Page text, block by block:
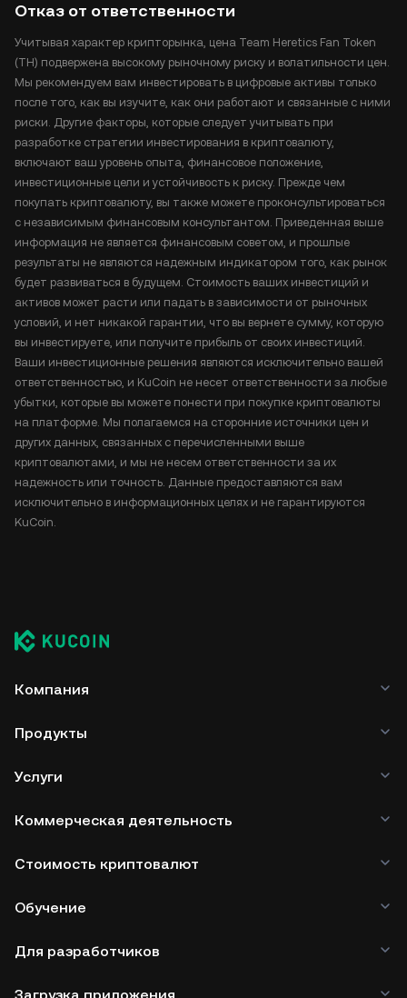
Отказ от ответственности
Учитывая характер крипторынка, цена Team Heretics Fan Token
(TH) подвержена высокому рыночному риску и волатильности цен.
Мы рекомендуем вам инвестировать в цифровые активы только
после того, как вы изучите, как они работают и связанные с ними
риски. Другие факторы, которые следует учитывать при
разработке стратегии инвестирования в криптовалюту,
включают ваш уровень опыта, финансовое положение,
инвестиционные цели и устойчивость к риску. Прежде чем
покупать криптовалюту, вы также можете проконсультироваться
с независимым финансовым консультантом. Приведенная выше
информация не является финансовым советом, и прошлые
результаты не являются надежным индикатором того, как рынок
будет развиваться в будущем. Стоимость ваших инвестиций и
активов может расти или падать в зависимости от рыночных
условий, и нет никакой гарантии, что вы вернете сумму, которую
вы инвестируете, или получите прибыль от своих инвестиций.
Ваши инвестиционные решения являются исключительно вашей
ответственностью, и KuCoin не несет ответственности за любые
убытки, которые вы можете понести при покупке криптовалюты
на платформе. Мы полагаемся на сторонние источники цен и
других данных, связанных с перечисленными выше
криптовалютами, и мы не несем ответственности за их
надежность или точность. Данные предоставляются вам
исключительно в информационных целях и не гарантируются
KuCoin.
Компания
Продукты
Услуги
Коммерческая деятельность
Стоимость криптовалют
Обучение
Для разработчиков